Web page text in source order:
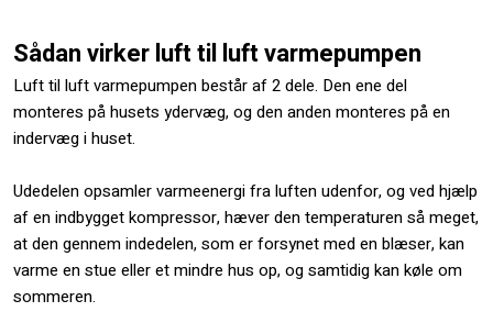
Sådan virker luft til luft varmepumpen
Luft til luft varmepumpen består af 2 dele. Den ene del
monteres på husets ydervæg, og den anden monteres på en
indervæg i huset.
Udedelen opsamler varmeenergi fra luften udenfor, og ved hjælp
af en indbygget kompressor, hæver den temperaturen så meget,
at den gennem indedelen, som er forsynet med en blæser, kan
varme en stue eller et mindre hus op, og samtidig kan køle om
sommeren.